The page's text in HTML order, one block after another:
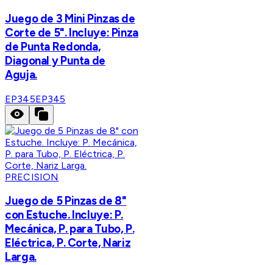
Juego de 3 Mini Pinzas de
Corte de 5". Incluye: Pinza
de Punta Redonda,
Diagonal y Punta de
Aguja.
EP345EP345
PRECISION
Juego de 5 Pinzas de 8"
con Estuche. Incluye: P.
Mecánica, P. para Tubo, P.
Eléctrica, P. Corte, Nariz
Larga.